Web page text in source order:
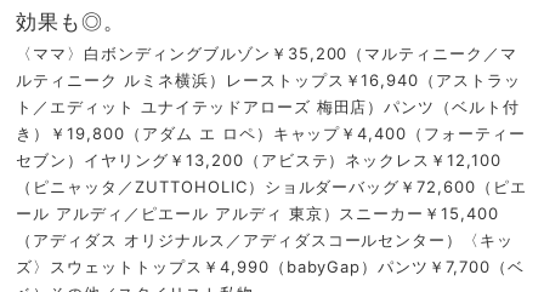
効果も◎。
〈ママ〉白ボンディングブルゾン￥35,200（マルティニーク／マ
ルティニーク ルミネ横浜）レーストップス￥16,940（アストラッ
ト／エディット ユナイテッドアローズ 梅田店）パンツ（ベルト付
き）￥19,800（アダム エ ロペ）キャップ￥4,400（フォーティー
セブン）イヤリング￥13,200（アビステ）ネックレス￥12,100
（ピニャッタ／ZUTTOHOLIC）ショルダーバッグ￥72,600（ピエ
ール アルディ／ピエール アルディ 東京）スニーカー￥15,400
（アディダス オリジナルス／アディダスコールセンター）〈キッ
ズ〉スウェットトップス￥4,990（babyGap）パンツ￥7,700（ベ